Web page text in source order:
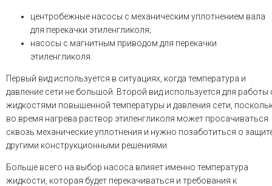
центробежные насосы с механическим уплотнением вала
для перекачки этиленгликоля;
насосы с магнитным приводом для перекачки
этиленгликоля.
Первый вид используется в ситуациях, когда температура и
давление сети не большой. Второй вид используется для работы
жидкостями повышенной температуры и давления сети,
во время нагрева раствор этиленгликоля может просачиваться
сквозь механические уплотнения и нужно позаботиться о
другими конструкционными решениями.
Больше всего на выбор насоса влияет именно температура
жидкости, которая будет перекачиваться и требования к